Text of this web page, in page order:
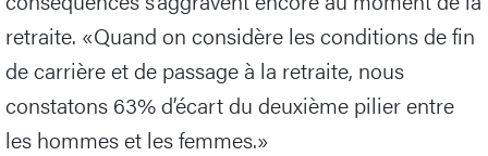
retraite. «Quand on considère les conditions de fin
de carrière et de passage à la retraite, nous
constatons 63% d’écart du deuxième pilier entre
les hommes et les femmes.»